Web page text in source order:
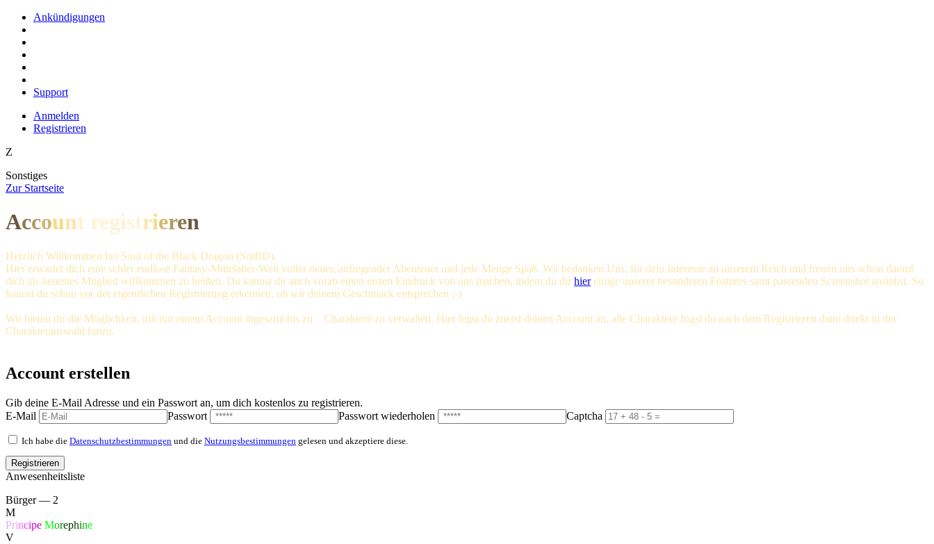
Ankündigungen
Support
Anmelden
Registrieren
Z
Sonstiges
Zur Startseite
Account registrieren
Herzlich Willkommen bei Soul of the Black Dragon (SotBD).
Hier erwartet dich eine schier endlose Fantasy-Mittelalter-Welt voller neuer, aufregender Abenteuer und jede Menge Spaß. Wir bedanken Uns, für dein Interesse an unserem Reich und freuen uns schon darauf
dich als neuestes Mitglied willkommen zu heißen. Du kannst dir auch vorab einen ersten Eindruck von uns machen, indem du dir hiereinige unserer besonderen Features samt passenden Screenshot ansiehst. So
kannst du schon vor der eigentlichen Registrierung erkennen, ob wir deinem Geschmack entsprechen ;-)
Wir bieten dir die Möglichkeit, mit nur einem Account ingesamt bis zu
Charaktere zu verwalten. Hier legst du zuerst deinen Account an, alle Charaktere fügst du nach dem Registrieren dann direkt in der
Charakterauswahl hinzu.
Account erstellen
Gib deine E-Mail Adresse und ein Passwort an, um dich kostenlos zu registrieren.
E-Mail
Passwort Passwort wiederholen Captcha
Ich habe die Datenschutzbestimmungen und die Nutzungsbestimmungen gelesen und akzeptiere diese.
Anwesenheitsliste
Bürger — 2
M
Principe Morephine
V